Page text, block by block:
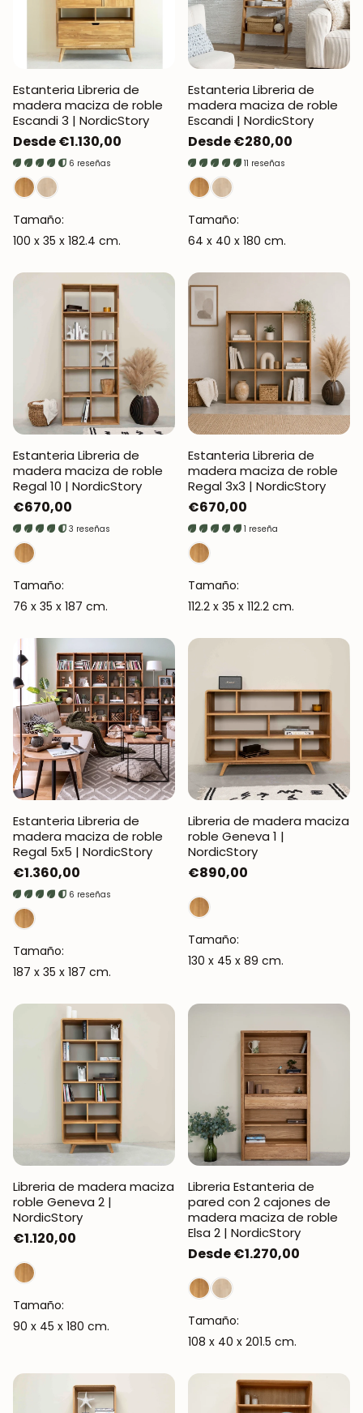
Estanteria Libreria de
madera maciza de roble
Escandi 3 | NordicStory
Precio
regular
Desde €1.130,00
6 reseñas
Tamaño:
100 x 35 x 182.4 cm.
Estanteria Libreria de
madera maciza de roble
Escandi | NordicStory
Precio
regular
Desde €280,00
11 reseñas
Tamaño:
64 x 40 x 180 cm.
Estanteria Libreria de
madera maciza de roble
Regal 10 | NordicStory
Precio
regular
€670,00
3 reseñas
Tamaño:
76 x 35 x 187 cm.
Estanteria Libreria de
madera maciza de roble
Regal 3x3 | NordicStory
Precio
regular
€670,00
1 reseña
Tamaño:
112.2 x 35 x 112.2 cm.
Estanteria Libreria de
madera maciza de roble
Regal 5x5 | NordicStory
Precio
regular
€1.360,00
6 reseñas
Tamaño:
187 x 35 x 187 cm.
Libreria de madera maciza
roble Geneva 1 |
NordicStory
Precio
regular
€890,00
Tamaño:
130 x 45 x 89 cm.
Libreria de madera maciza
roble Geneva 2 |
NordicStory
Precio
regular
€1.120,00
Tamaño:
90 x 45 x 180 cm.
Libreria Estanteria de
pared con 2 cajones de
madera maciza de roble
Elsa 2 | NordicStory
Precio
regular
Desde €1.270,00
Tamaño:
108 x 40 x 201.5 cm.